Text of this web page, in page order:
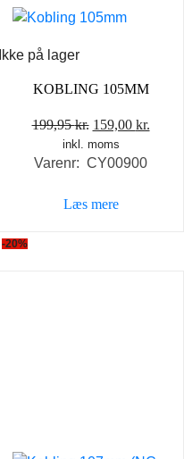
Ikke på lager
KOBLING 105MM
199,95kr. Den
oprindelige
pris
199,95 kr..
159,00 kr.Den
inkl. moms
Varenr: CY00900
Læs mere
-20%